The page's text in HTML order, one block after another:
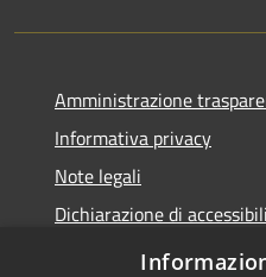
Amministrazione
Informativa privacy
Note legali
Dichiarazione di
Whistleblowing-